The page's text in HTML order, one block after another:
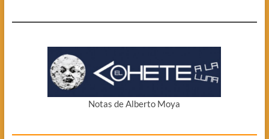
Notas de Alberto Moya